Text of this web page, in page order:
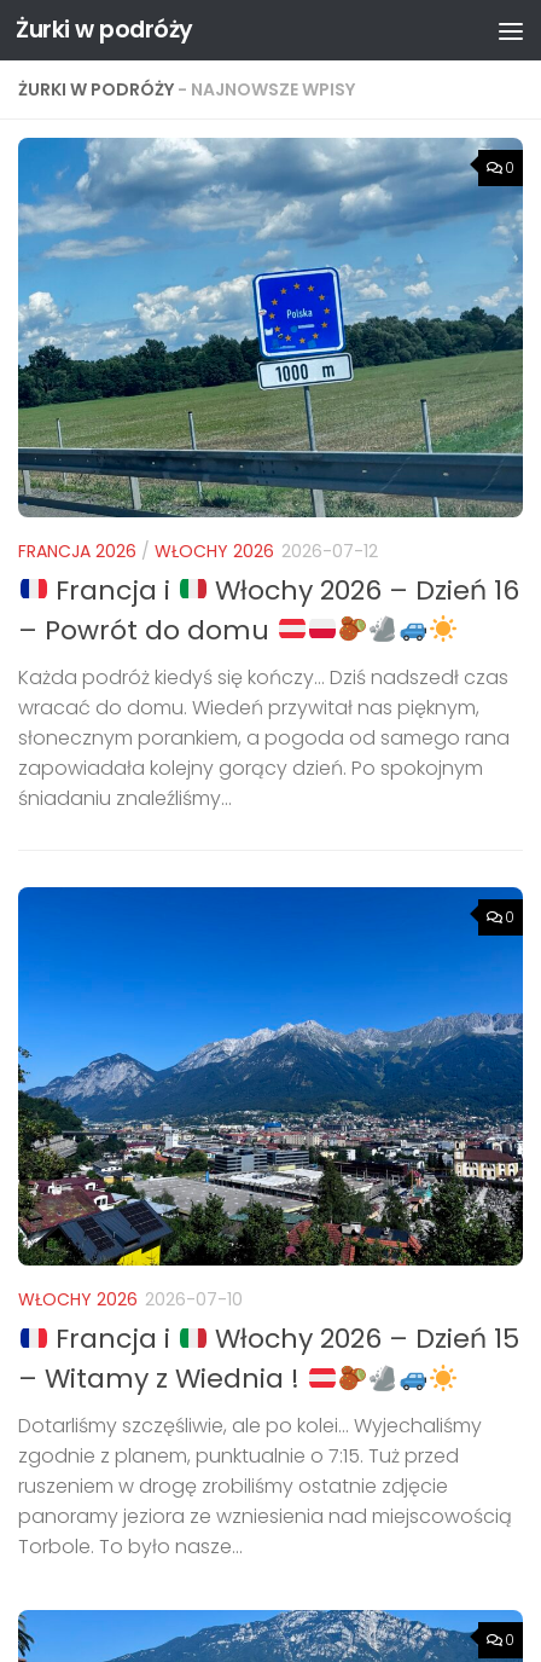
Przejdź do treści
Żurki w podróży
ŻURKI W PODRÓŻY - NAJNOWSZE WPISY
0
FRANCJA 2026 / WŁOCHY 2026 2026-07-12
Francja i
Włochy 2026 – Dzień 16
– Powrót do domu
Każda podróż kiedyś się kończy… Dziś nadszedł czas
wracać do domu. Wiedeń przywitał nas pięknym,
słonecznym porankiem, a pogoda od samego rana
zapowiadała kolejny gorący dzień. Po spokojnym
śniadaniu znaleźliśmy...
0
WŁOCHY 2026 2026-07-10
Francja i
Włochy 2026 – Dzień 15
– Witamy z Wiednia !
Dotarliśmy szczęśliwie, ale po kolei… Wyjechaliśmy
zgodnie z planem, punktualnie o 7:15. Tuż przed
ruszeniem w drogę zrobiliśmy ostatnie zdjęcie
panoramy jeziora ze wzniesienia nad miejscowością
Torbole. To było nasze...
0